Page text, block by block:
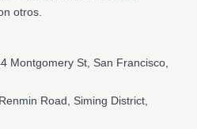
otros.
Montgomery St, San Francisco,
Road, Siming District,